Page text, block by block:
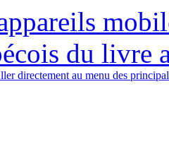
du livre
directement au menu des